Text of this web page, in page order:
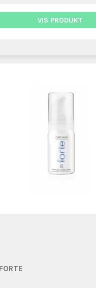
VIS PRODUKT